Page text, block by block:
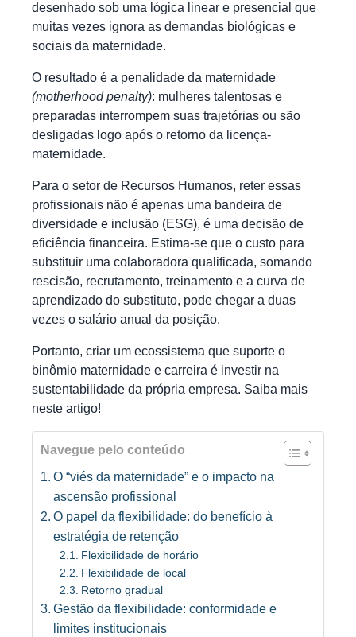
desenhado sob uma lógica linear e presencial que
muitas vezes ignora as demandas biológicas e
sociais da maternidade.
O resultado é a penalidade da maternidade
(motherhood penalty): mulheres talentosas e
preparadas interrompem suas trajetórias ou são
desligadas logo após o retorno da licença-
maternidade.
Para o setor de Recursos Humanos, reter essas
profissionais não é apenas uma bandeira de
diversidade e inclusão (ESG), é uma decisão de
eficiência financeira. Estima-se que o custo para
substituir uma colaboradora qualificada, somando
rescisão, recrutamento, treinamento e a curva de
aprendizado do substituto, pode chegar a duas
vezes o salário anual da posição.
Portanto, criar um ecossistema que suporte o
binômio maternidade e carreira é investir na
sustentabilidade da própria empresa. Saiba mais
neste artigo!
Navegue pelo conteúdo
O “viés da maternidade” e o impacto na
ascensão profissional
O papel da flexibilidade: do benefício à
estratégia de retenção
Flexibilidade de horário
Flexibilidade de local
Retorno gradual
Gestão da flexibilidade: conformidade e
limites institucionais